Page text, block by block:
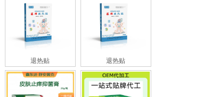
退热贴 退热贴